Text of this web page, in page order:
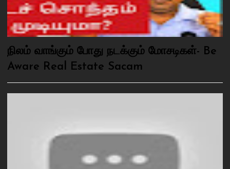
நிலம் வாங்கும் போது நடக்கும் மோசடிகள்- Be
Aware Real Estate Sacam